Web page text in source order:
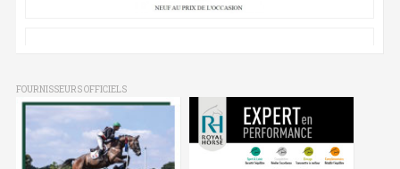
FOURNISSEURS OFFICIELS